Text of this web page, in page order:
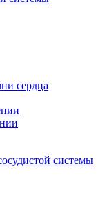
сердца
системы